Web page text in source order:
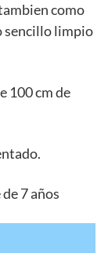
como
sencillo limpio
100 cm de
7 años